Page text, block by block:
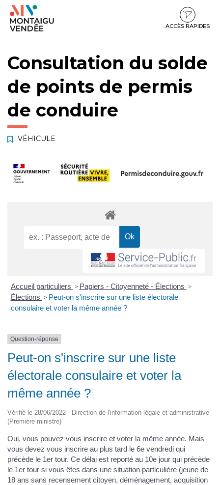
Gestion des traceurs
Aller
Aller
contenu
Aller
pied
ACCÈS RAPIDES
Consultation du solde
de points de permis
de conduire
VÉHICULE
Accueil particuliers > Papiers - Citoyenneté - Élections >
Élections > Peut-on s'inscrire sur une liste électorale
consulaire et voter la même année ?
Question-réponse
Peut-on s'inscrire sur une liste
électorale consulaire et voter la
même année ?
Vérifié le 28/06/2022 - Direction de l'information légale et administrative
(Première ministre)
Oui, vous pouvez vous inscrire et voter la même année. Mais
vous devez vous inscrire au plus tard le 6e vendredi qui
précède le 1er tour. Ce délai est reporté au 10e jour qui précède
le 1er tour si vous êtes dans une situation particulière (jeune de
18 ans sans recensement citoyen, déménagement, acquisition